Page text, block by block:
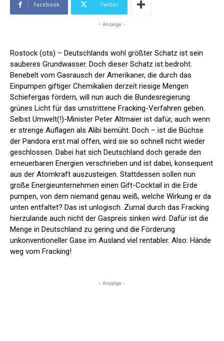
Facebook Twitter
- Anzeige -
Rostock (ots) – Deutschlands wohl größter Schatz ist sein
sauberes Grundwasser. Doch dieser Schatz ist bedroht.
Benebelt vom Gasrausch der Amerikaner, die durch das
Einpumpen giftiger Chemikalien derzeit riesige Mengen
Schiefergas fördern, will nun auch die Bundesregierung
grünes Licht für das umstrittene Fracking-Verfahren geben.
Selbst Umwelt(!)-Minister Peter Altmaier ist dafür, auch wenn
er strenge Auflagen als Alibi bemüht. Doch – ist die Büchse
der Pandora erst mal offen, wird sie so schnell nicht wieder
geschlossen. Dabei hat sich Deutschland doch gerade den
erneuerbaren Energien verschrieben und ist dabei, konsequent
aus der Atomkraft auszusteigen. Stattdessen sollen nun
große Energieunternehmen einen Gift-Cocktail in die Erde
pumpen, von dem niemand genau weiß, welche Wirkung er da
unten entfaltet? Das ist unlogisch. Zumal durch das Fracking
hierzulande auch nicht der Gaspreis sinken wird. Dafür ist die
Menge in Deutschland zu gering und die Förderung
unkonventioneller Gase im Ausland viel rentabler. Also: Hände
weg vom Fracking!
- Anzeige -